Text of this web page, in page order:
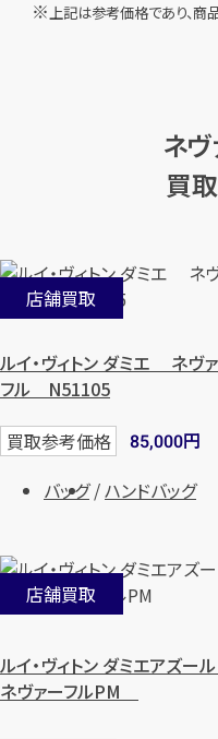
カンタ
します
【総合受付
上記は参考価格であり、商
ネ
買
店舗買取
ルイ・ヴィトン ダミエ ネヴ
フル N51105
買取参考価格 85,000円
バッグ ハンドバッグ
店舗買取
ルイ・ヴィトン ダミエアズー
ネヴァーフルPM